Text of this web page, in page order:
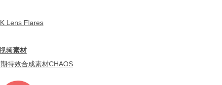
Lens Flares
频素材
特效合成素材CHAOS